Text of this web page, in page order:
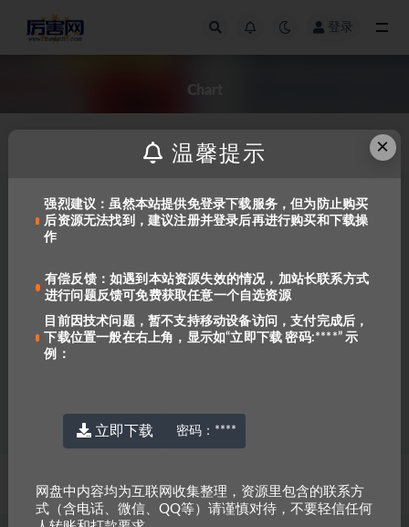
登录
Chart
Follow the Directions Pocket
Chart Activities
© 2022 厉害网 京ICP备2023000337号-3
×
温馨提示
强烈建议：虽然本站提供免登录下载服务，但为防止购买
后资源无法找到，建议注册并登录后再进行购买和下载操
作
有偿反馈：如遇到本站资源失效的情况，加站长联系方式
进行问题反馈可免费获取任意一个自选资源
目前因技术问题，暂不支持移动设备访问，支付完成后，
下载位置一般在右上角，显示如“立即下载 密码:****” 示
例：
立即下载 密码： ****
网盘中内容均为互联网收集整理，资源里包含的联系方
式（含电话、微信、QQ等）请谨慎对待，不要轻信任何